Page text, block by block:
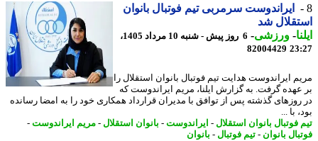
ایراندوست سرمربی تیم فوتبال بانوان
شد
-ورزشی-
6 روز پیش - شنبه 10 مرداد 1405،
82004429
ایراندوست هدایت تیم فوتبال بانوان استقلال را
گرفت. به گزارش ایلنا، مریم ایراندوست که
گذشته پس از توافق با مدیران قرارداد همکاری خود را به امضا رسانده
با ...
فوتبال بانوان استقلال-ایراندوست-بانوان استقلال-مریم ایراندوست-
بانوان- تیم فوتبال-بانوان